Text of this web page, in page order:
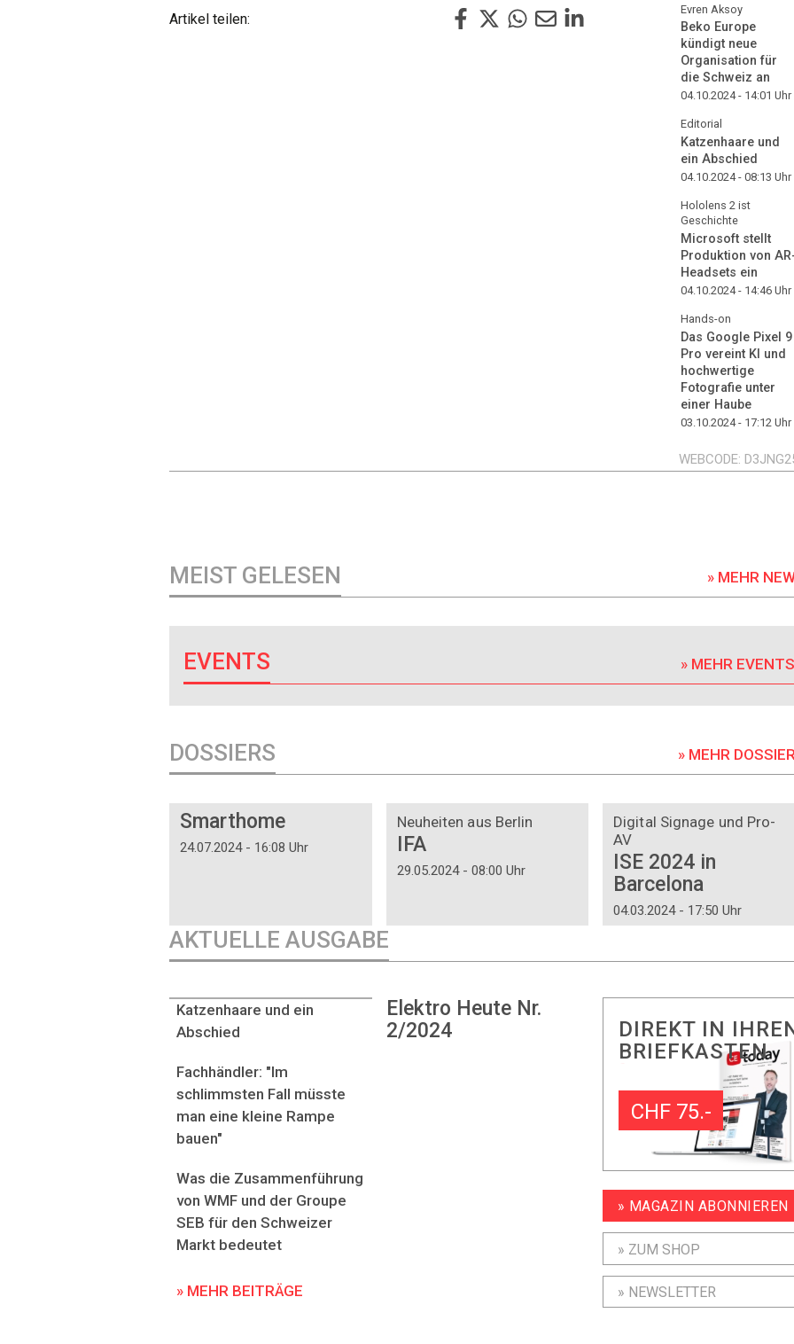
Artikel teilen:
Evren Aksoy
Beko Europe
kündigt neue
Organisation für
die Schweiz an
04.10.2024 - 14:01 Uhr
Editorial
Katzenhaare und
ein Abschied
04.10.2024 - 08:13 Uhr
Hololens 2 ist
Geschichte
Microsoft stellt
Produktion von
Headsets ein
04.10.2024 - 14:46 Uhr
Hands-on
Das Google Pixel 9
Pro vereint KI und
hochwertige
Fotografie unter
einer Haube
03.10.2024 - 17:12 Uhr
WEBCODE
MEIST GELESEN » MEHR
EVENTS » MEHR
DOSSIERS » MEHR
Smarthome
24.07.2024 - 16:08 Uhr
Neuheiten aus Berlin
IFA
29.05.2024 - 08:00 Uhr
Digital Signage und Pro-
AV
ISE 2024 in
Barcelona
04.03.2024 - 17:50 Uhr
AKTUELLE AUSGABE
Elektro Heute Nr.
2/2024
Katzenhaare und ein
Abschied
Fachhändler: "Im
schlimmsten Fall müsste
man eine kleine Rampe
bauen"
Was die Zusammenführung
von WMF und der Groupe
SEB für den Schweizer
Markt bedeutet
» MEHR BEITRÄGE
DIREKT IN
BRIEFKASTEN
CHF 75.-
» MAGAZIN ABONNIEREN
» ZUM SHOP
» NEWSLETTER